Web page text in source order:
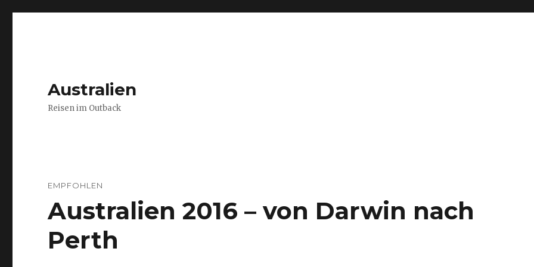
Australien
Reisen im Outback
EMPFOHLEN
Australien 2016 – von Darwin nach
Perth